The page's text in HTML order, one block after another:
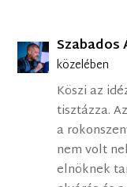
Szabados
közelében
Köszi az
tisztázza.
a
nem volt
elnöknek